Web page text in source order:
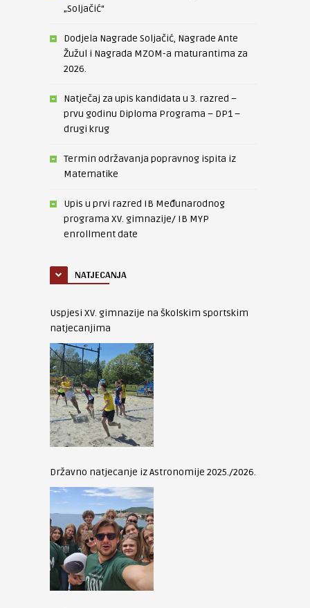
„Soljačić“
Dodjela Nagrade Soljačić, Nagrade Ante
Žužul i Nagrada MZOM-a maturantima za
2026.
Natječaj za upis kandidata u 3. razred –
prvu godinu Diploma Programa – DP1 –
drugi krug
Termin održavanja popravnog ispita iz
Matematike
Upis u prvi razred IB Međunarodnog
programa XV. gimnazije/ IB MYP
enrollment date
NATJECANJA
Uspjesi XV. gimnazije na školskim sportskim
natjecanjima
Državno natjecanje iz Astronomije 2025./2026.